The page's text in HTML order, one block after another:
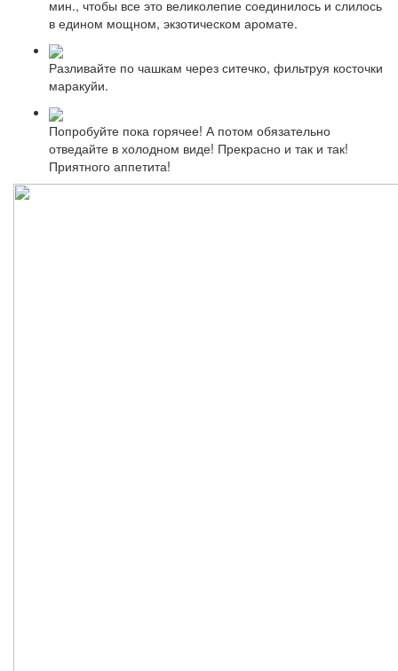
мин., чтобы все это великолепие соединилось и слилось
в едином мощном, экзотическом аромате.
Разливайте по чашкам через ситечко, фильтруя косточки
маракуйи.
Попробуйте пока горячее! А потом обязательно
отведайте в холодном виде! Прекрасно и так и так!
Приятного аппетита!